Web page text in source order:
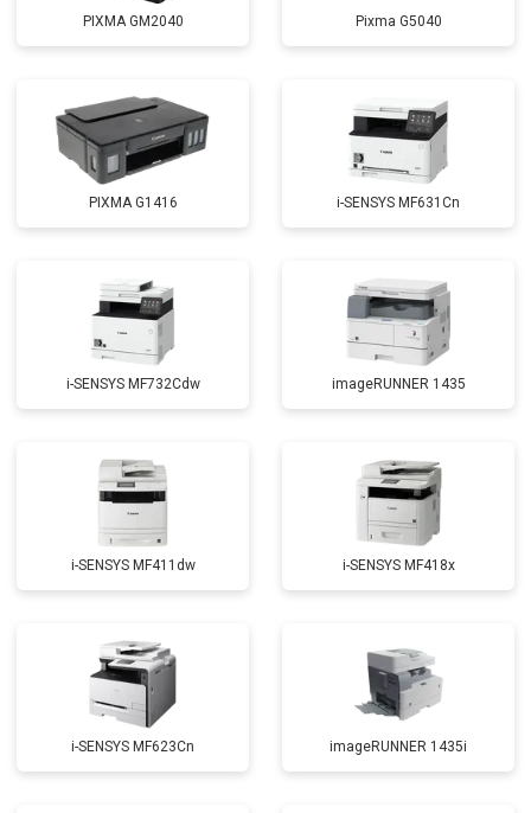
PIXMA GM2040 Pixma G5040
PIXMA G1416 i-SENSYS MF631Cn
i-SENSYS MF732Cdw imageRUNNER 1435
i-SENSYS MF411dw i-SENSYS MF418x
i-SENSYS MF623Cn imageRUNNER 1435i